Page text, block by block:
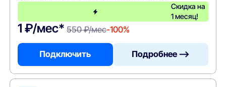
Скидка на
1 месяц!
1 ₽/мес* 550 ₽/мес-100%
Подключить Подробнее —>